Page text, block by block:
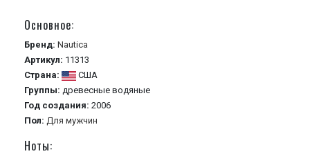
Основное:
Бренд: Nautica
Артикул: 11313
Страна:
США
Группы: древесные водяные
Год создания: 2006
Пол: Для мужчин
Ноты: